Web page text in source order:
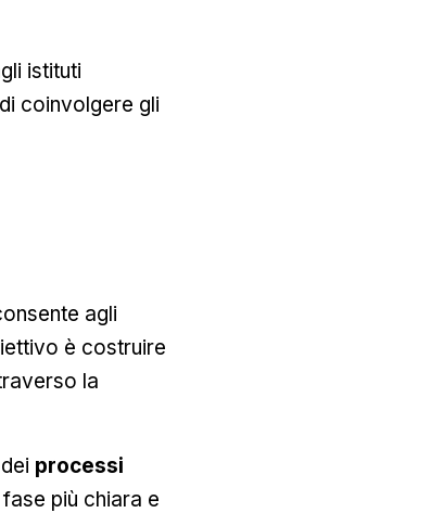
istituti
coinvolgere gli
agli
è costruire
la
processi
più chiara e